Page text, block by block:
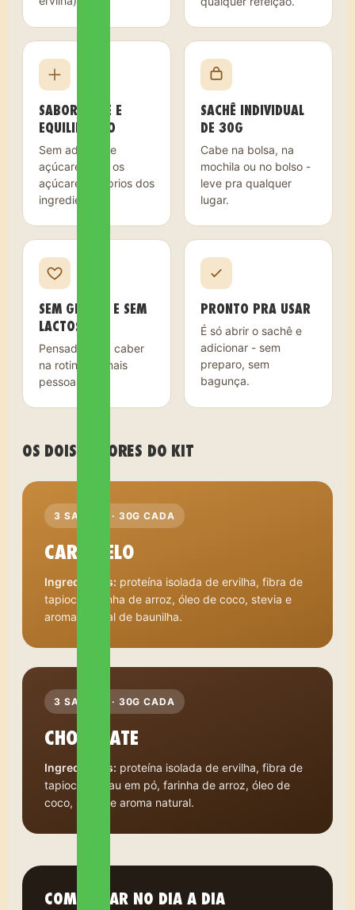
SABOR DOCE E
EQUILIBRADO
Sem adição de
açúcares - só os
açúcares próprios dos
ingredientes.
SACHÊ INDIVIDUAL
DE 30G
Cabe na bolsa, na
mochila ou no bolso -
leve pra qualquer
lugar.
SEM GLÚTEN E SEM
LACTOSE
Pensado para caber
na rotina de mais
pessoas.
PRONTO PRA USAR
É só abrir o sachê e
adicionar - sem
preparo, sem
bagunça.
OS DOIS SABORES DO KIT
3 SACHÊS · 30G CADA
CARAMELO
Ingredientes: proteína isolada de ervilha, fibra de
tapioca, farinha de arroz, óleo de coco, stevia e
aroma natural de baunilha.
3 SACHÊS · 30G CADA
CHOCOLATE
Ingredientes: proteína isolada de ervilha, fibra de
tapioca, cacau em pó, farinha de arroz, óleo de
coco, stevia e aroma natural.
COMO USAR NO DIA A DIA